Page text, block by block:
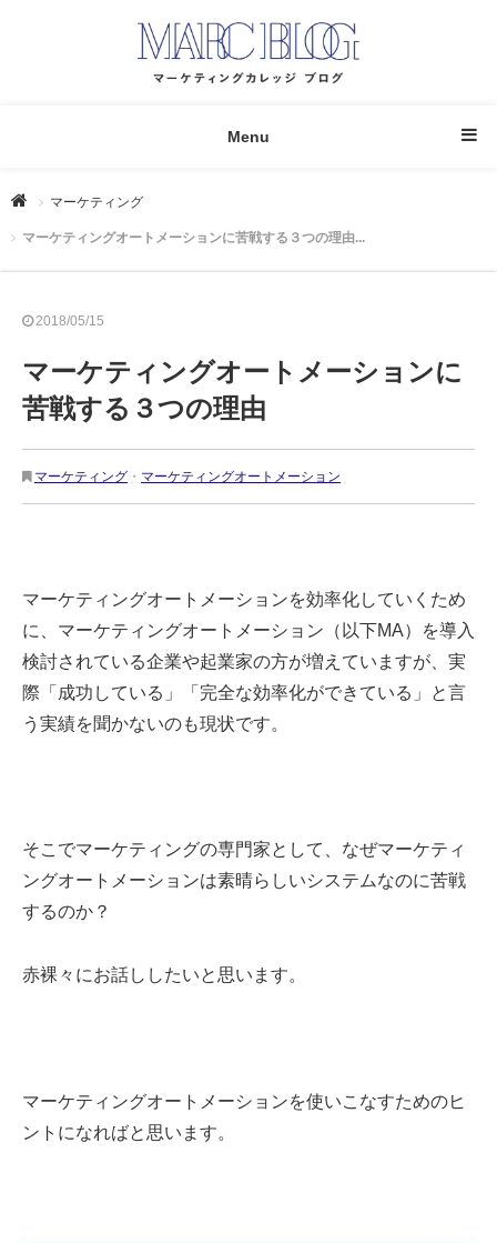
Menu
マーケティング
マーケティングオートメーションに苦戦する３つの理由...
2018/05/15
マーケティングオートメーションに
苦戦する３つの理由
マーケティング ・ マーケティングオートメーション
マーケティングオートメーションを効率化していくため
に、マーケティングオートメーション（以下MA）を導入
検討されている企業や起業家の方が増えていますが、実
際「成功している」「完全な効率化ができている」と言
う実績を聞かないのも現状です。
そこでマーケティングの専門家として、なぜマーケティ
ングオートメーションは素晴らしいシステムなのに苦戦
するのか？
赤裸々にお話ししたいと思います。
マーケティングオートメーションを使いこなすためのヒ
ントになればと思います。